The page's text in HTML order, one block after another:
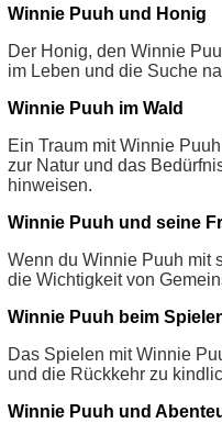
Winnie Puuh und Honig
Der Honig, den Winnie
im Leben und die Suche
Winnie Puuh im Wald
Ein Traum mit Winnie
zur Natur und das
hinweisen.
Winnie Puuh und seine
Wenn du Winnie Puuh mit
die Wichtigkeit von
Winnie Puuh beim
Das Spielen mit Winnie
und die Rückkehr zu
Winnie Puuh und